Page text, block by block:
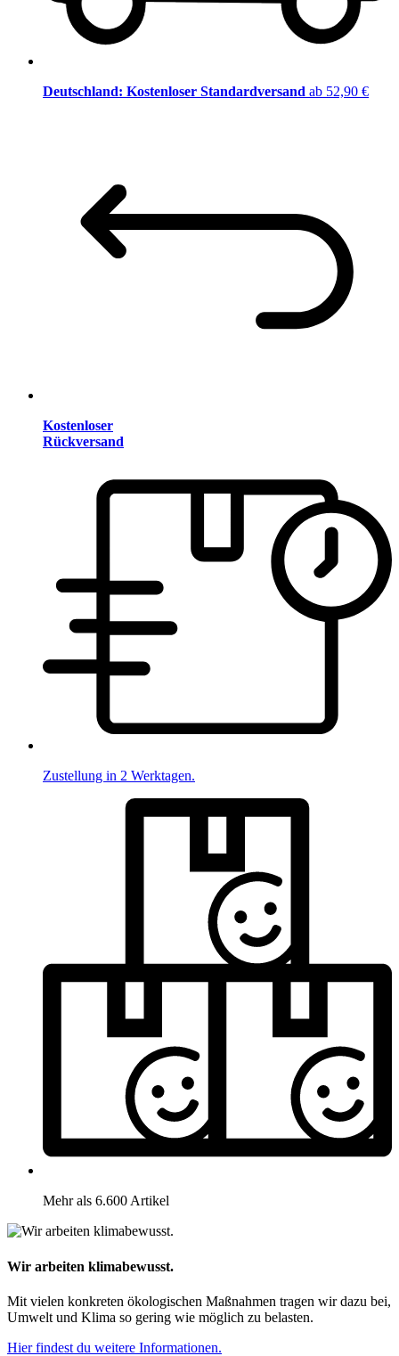
Deutschland: Kostenloser Standardversand ab 52,90 €
Kostenloser
Rückversand
Zustellung in 2 Werktagen.
Mehr als 6.600 Artikel
Wir arbeiten klimabewusst.
Mit vielen konkreten ökologischen Maßnahmen tragen wir dazu bei,
Umwelt und Klima so gering wie möglich zu belasten.
Hier findest du weitere Informationen.